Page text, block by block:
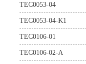
TEC0053-04
TEC0053-04-K1
TEC0106-01
TEC0106-02-A